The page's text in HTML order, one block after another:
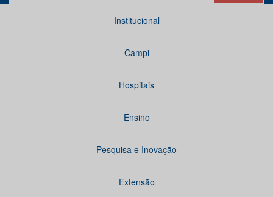
Institucional
Campi
Hospitais
Ensino
Pesquisa e Inovação
Extensão